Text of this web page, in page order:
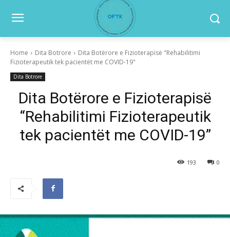
Home Dita Botrore
Dita Botërore e Fizioterapisë "Rehabilitimi
Fizioterapeutik tek pacientët me COVID-19"
Dita Botrore
Dita Botërore e Fizioterapisë
“Rehabilitimi Fizioterapeutik
tek pacientët me COVID-19”
0
193